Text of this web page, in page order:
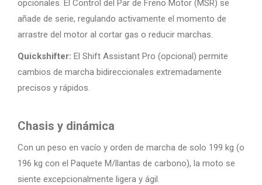
opcionales. El Control del Par de Freno Motor (MSR) se
añade de serie, regulando activamente el momento de
arrastre del motor al cortar gas o reducir marchas.
Quickshifter: El Shift Assistant Pro (opcional) permite
cambios de marcha bidireccionales extremadamente
precisos y rápidos.
Chasis y dinámica
Con un peso en vacío y orden de marcha de solo 199 kg (o
196 kg con el Paquete M/llantas de carbono), la moto se
siente excepcionalmente ligera y ágil.